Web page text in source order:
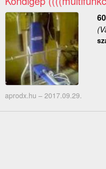
aprodx.hu – 2017.09.29.